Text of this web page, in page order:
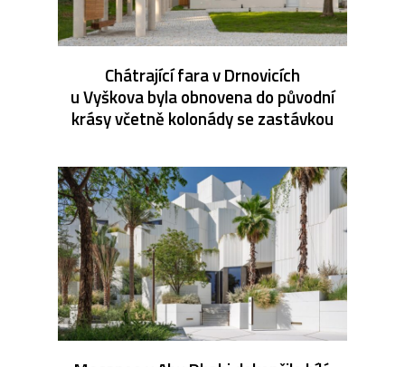
Chátrající fara v Drnovicích
u Vyškova byla obnovena do původní
krásy včetně kolonády se zastávkou